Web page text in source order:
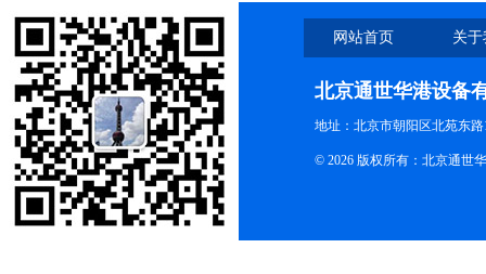
网站首页 关
北京通世华港设备
地址：北京市朝阳区北苑东路
© 2026 版权所有：北京通世